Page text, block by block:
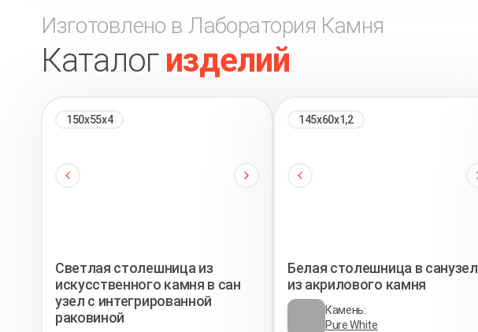
Изготовлено в Лаборатория Камня
Каталог изделий
150х55х4
Светлая столешница из
искусственного камня в сан
узел с интегрированной
раковиной
145х60х1,2
Белая столешница в санузел
из акрилового камня
Камень:
Pure White